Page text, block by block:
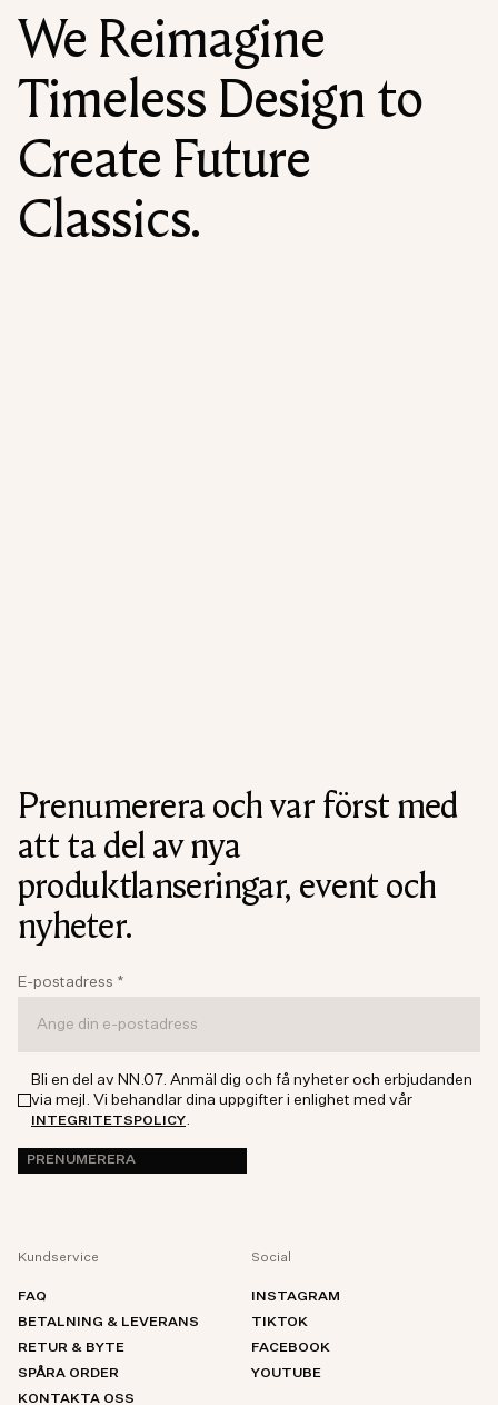
We Reimagine
Timeless Design to
Create Future
Classics.
Prenumerera och var först med
att ta del av nya
produktlanseringar, event och
nyheter.
E-postadress *
Bli en del av NN.07. Anmäl dig och få nyheter och erbjudanden
via mejl. Vi behandlar dina uppgifter i enlighet med vår
INTEGRITETSPOLICY.
PRENUMERERA
Kundservice
FAQ
BETALNING & LEVERANS
RETUR & BYTE
SPÅRA ORDER
KONTAKTA OSS
Social
INSTAGRAM
TIKTOK
FACEBOOK
YOUTUBE